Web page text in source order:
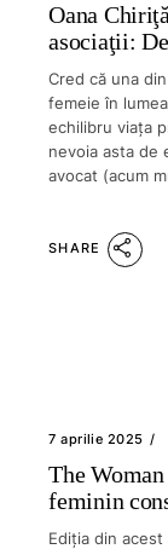
Oana
asociaţii:
Cred că una
femeie în
echilibru viaţa
nevoia asta de
avocat (acum
SHARE
7 aprilie 2025
The
feminin
Ediția din